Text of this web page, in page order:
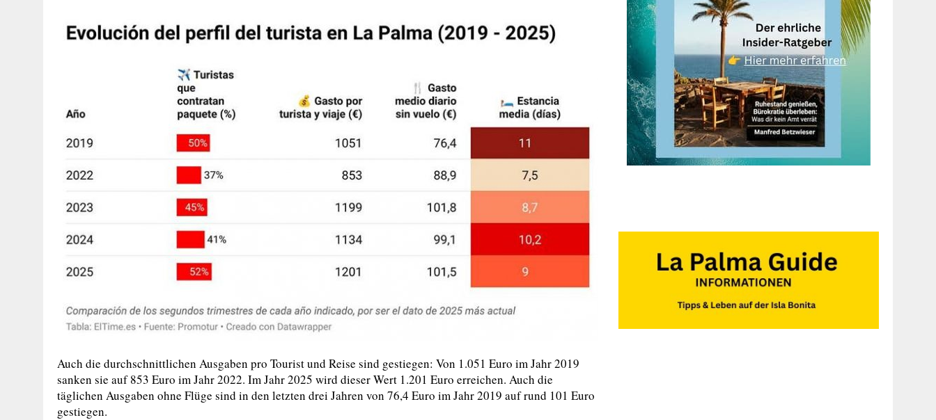
Auch die durchschnittlichen Ausgaben pro Tourist und Reise sind gestiegen: Von 1.051 Euro im Jahr 2019
sanken sie auf 853 Euro im Jahr 2022. Im Jahr 2025 wird dieser Wert 1.201 Euro erreichen. Auch die
täglichen Ausgaben ohne Flüge sind in den letzten drei Jahren von 76,4 Euro im Jahr 2019 auf rund 101 Euro
gestiegen.